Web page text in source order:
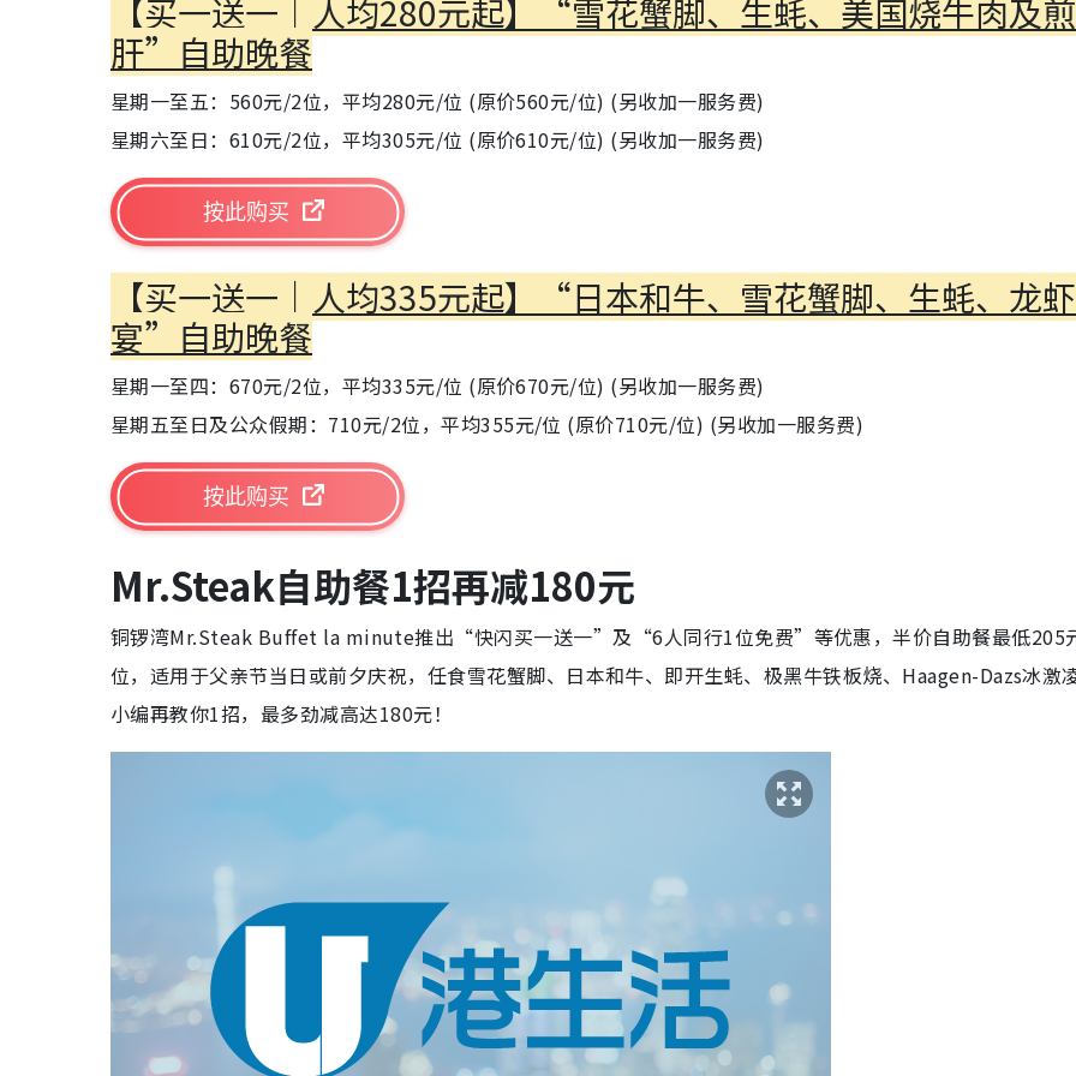
【买一送一｜人均280元起】“雪花蟹脚、生蚝、美国烧牛肉及
肝”自助晚餐
星期一至五：560元/2位，平均280元/位 (原价560元/位) (另收加一服务费)
星期六至日：610元/2位，平均305元/位 (原价610元/位) (另收加一服务费)
按此购买
【买一送一｜人均335元起】“日本和牛、雪花蟹脚、生蚝、龙
宴”自助晚餐
星期一至四：670元/2位，平均335元/位 (原价670元/位) (另收加一服务费)
星期五至日及公众假期：710元/2位，平均355元/位 (原价710元/位) (另收加一服务费)
按此购买
Mr.Steak自助餐1招再减180元
铜锣湾Mr.Steak Buffet la minute推出“快闪买一送一”及“6人同行1位免费”等优惠，半价自助餐最低205
位，适用于父亲节当日或前夕庆祝，任食雪花蟹脚、日本和牛、即开生蚝、极黑牛铁板烧、Haagen-Dazs冰激凌
小编再教你1招，最多劲减高达180元！